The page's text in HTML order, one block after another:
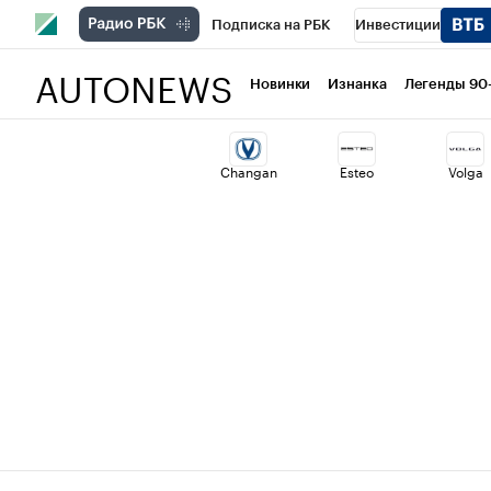
Подписка на РБК Инвестиции
Национальные проекты Город
Кредитные рейтинги Франшизы
AUTONEWS Новинки Изнанка Легенды
Changan Esteo Volga